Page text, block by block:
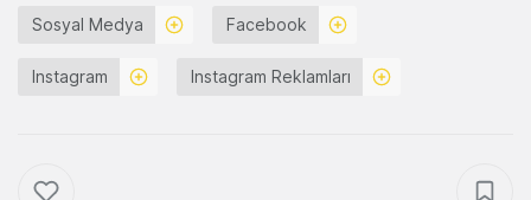
Sosyal Medya Facebook
Instagram Instagram Reklamları